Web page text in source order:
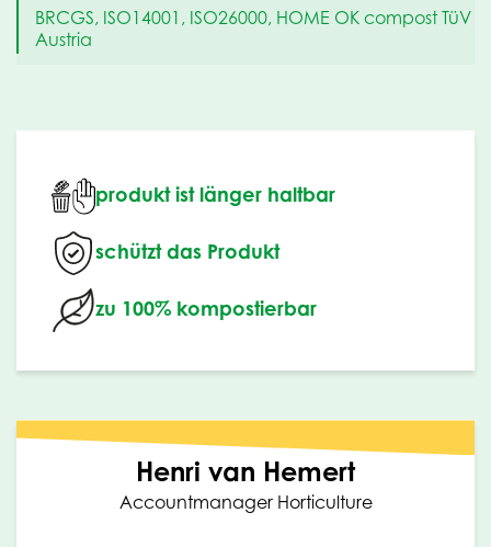
BRCGS, ISO14001, ISO26000, HOME OK compost TüV
Austria
produkt ist länger haltbar
schützt das Produkt
zu 100% kompostierbar
Henri van Hemert
Accountmanager Horticulture